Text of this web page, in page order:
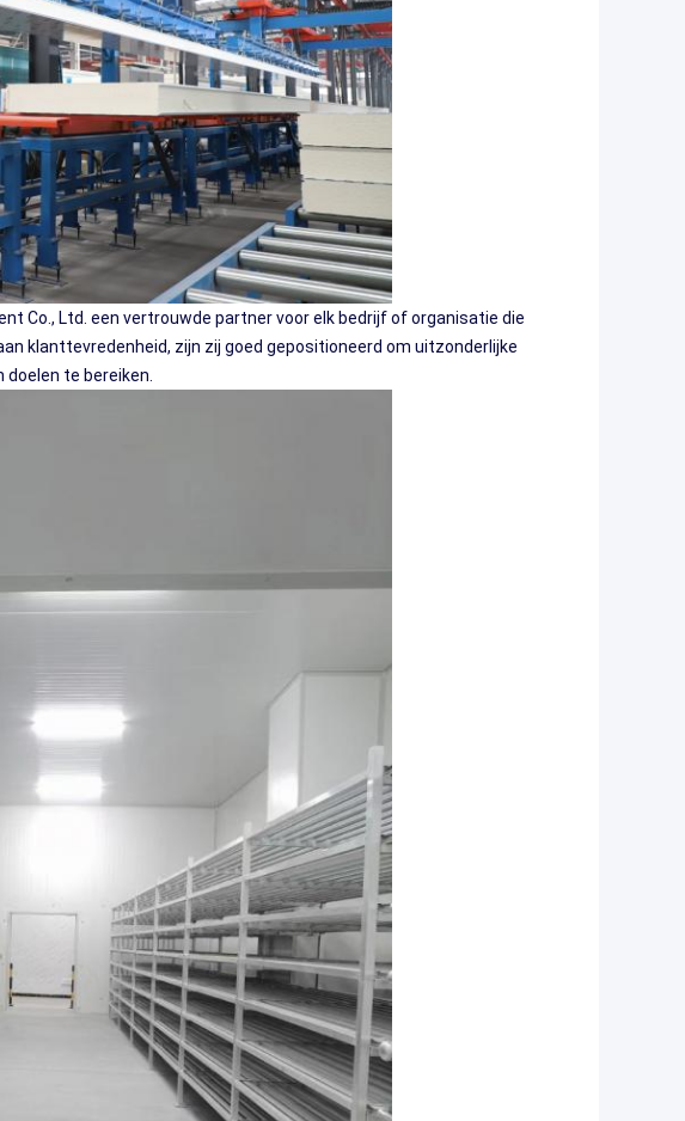
Co., Ltd. een vertrouwde partner voor elk bedrijf of organisatie die
klanttevredenheid, zijn zij goed gepositioneerd om uitzonderlijke
te bereiken.